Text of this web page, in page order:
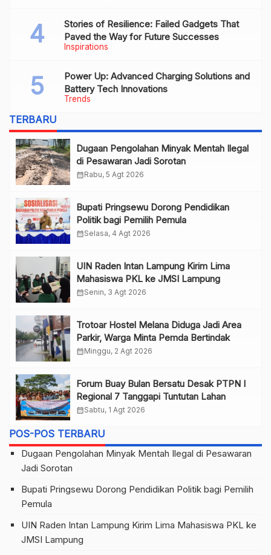
Inspirations
Stories of Resilience: Failed Gadgets That
Paved the Way for Future Successes
Trends
Power Up: Advanced Charging Solutions and
Battery Tech Innovations
TERBARU
Dugaan Pengolahan Minyak Mentah Ilegal
di Pesawaran Jadi Sorotan
calendar_monthRabu, 5 Agt 2026
Bupati Pringsewu Dorong Pendidikan
Politik bagi Pemilih Pemula
calendar_monthSelasa, 4 Agt 2026
UIN Raden Intan Lampung Kirim Lima
Mahasiswa PKL ke JMSI Lampung
calendar_monthSenin, 3 Agt 2026
Trotoar Hostel Melana Diduga Jadi Area
Parkir, Warga Minta Pemda Bertindak
calendar_monthMinggu, 2 Agt 2026
Forum Buay Bulan Bersatu Desak PTPN I
Regional 7 Tanggapi Tuntutan Lahan
calendar_monthSabtu, 1 Agt 2026
POS-POS TERBARU
Dugaan Pengolahan Minyak Mentah Ilegal di Pesawaran
Jadi Sorotan
Bupati Pringsewu Dorong Pendidikan Politik bagi Pemilih
Pemula
UIN Raden Intan Lampung Kirim Lima Mahasiswa PKL ke
JMSI Lampung